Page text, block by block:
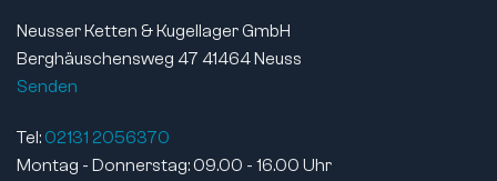
Neusser Ketten & Kugellager GmbH
Berghäuschensweg 47 41464 Neuss
Senden
Tel: 02131 2056370
Montag - Donnerstag: 09.00 - 16.00 Uhr